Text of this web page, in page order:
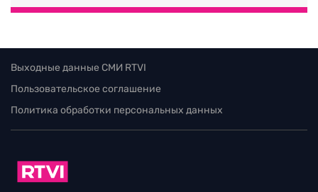
Выходные данные СМИ RTVI
Пользовательское соглашение
Политика обработки персональных данных